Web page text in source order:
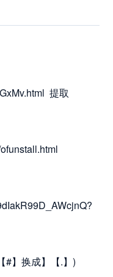
提取
#】换成】【.】)